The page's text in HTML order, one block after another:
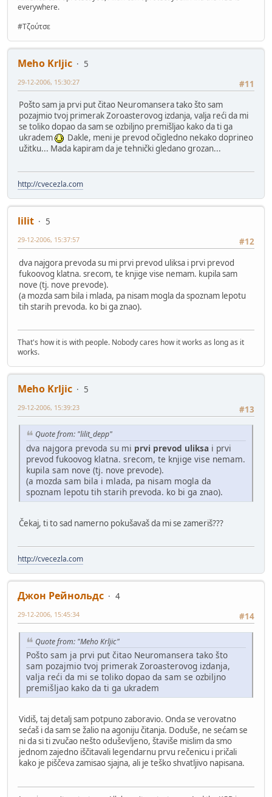
everywhere.
#Τζούτσε
Meho Krljic
5
#11
29-12-2006, 15:30:27
Pošto sam ja prvi put čitao Neuromansera tako što sam
pozajmio tvoj primerak Zoroasterovog izdanja, valja reći da mi
se toliko dopao da sam se ozbiljno premišljao kako da ti ga
ukradem
Dakle, meni je prevod očigledno nekako doprineo
užitku... Mada kapiram da je tehnički gledano grozan...
http://cvecezla.com
lilit
5
#12
29-12-2006, 15:37:57
dva najgora prevoda su mi prvi prevod uliksa i prvi prevod
fukoovog klatna. srecom, te knjige vise nemam. kupila sam
nove (tj. nove prevode).
(a mozda sam bila i mlada, pa nisam mogla da spoznam lepotu
tih starih prevoda. ko bi ga znao).
That's how it is with people. Nobody cares how it works as long as it
works.
Meho Krljic
5
#13
29-12-2006, 15:39:23
Quote from: "lilit_depp"
dva najgora prevoda su mi prvi prevod uliksa i prvi
prevod fukoovog klatna. srecom, te knjige vise nemam.
kupila sam nove (tj. nove prevode).
(a mozda sam bila i mlada, pa nisam mogla da
spoznam lepotu tih starih prevoda. ko bi ga znao).
Čekaj, ti to sad namerno pokušavaš da mi se zameriš???
http://cvecezla.com
Джон Рейнольдс
4
#14
29-12-2006, 15:45:34
Quote from: "Meho Krljic"
Pošto sam ja prvi put čitao Neuromansera tako što
sam pozajmio tvoj primerak Zoroasterovog izdanja,
valja reći da mi se toliko dopao da sam se ozbiljno
premišljao kako da ti ga ukradem
Vidiš, taj detalj sam potpuno zaboravio. Onda se verovatno
sećaš i da sam se žalio na agoniju čitanja. Doduše, ne sećam se
ni da si ti zvučao nešto oduševljeno, štaviše mislim da smo
jednom zajedno iščitavali legendarnu prvu rečenicu i pričali
kako je piščeva zamisao sjajna, ali je teško shvatljivo napisana.